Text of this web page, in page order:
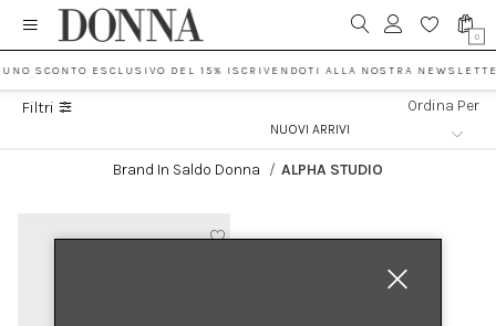
0
SCONTO ESCLUSIVO DEL 15% ISCRIVENDOTI ALLA NOSTRA
Filtri Ordina Per
Brand In Saldo Donna / ALPHA STUDIO